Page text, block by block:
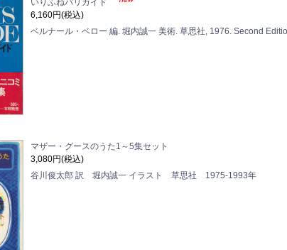
いりふねパリガイド
6,160円(税込)
ベルナール・ベロー 編. 堀内誠一 美術. 草思社, 1976. Second
マザー・グースのうた1～5集セット
3,080円(税込)
谷川俊太郎 訳 堀内誠一 イラスト 草思社 1975-1993年